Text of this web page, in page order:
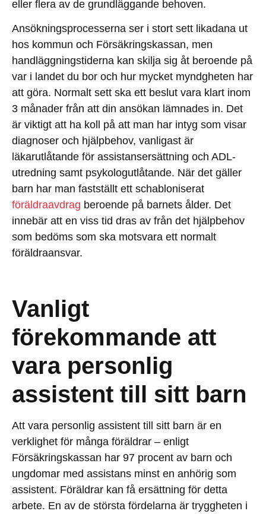
eller flera av de grundläggande behoven.
Ansökningsprocesserna ser i stort sett likadana ut
hos kommun och Försäkringskassan, men
handläggningstiderna kan skilja sig åt beroende på
var i landet du bor och hur mycket myndgheten har
att göra. Normalt sett ska ett beslut vara klart inom
3 månader från att din ansökan lämnades in. Det
är viktigt att ha koll på att man har intyg som visar
diagnoser och hjälpbehov, vanligast är
läkarutlåtande för assistansersättning och ADL-
utredning samt psykologutlåtande. När det gäller
barn har man fastställt ett schabloniserat
föräldraavdrag beroende på barnets ålder. Det
innebär att en viss tid dras av från det hjälpbehov
som bedöms som ska motsvara ett normalt
föräldraansvar.
Vanligt
förekommande att
vara personlig
assistent till sitt barn
Att vara personlig assistent till sitt barn är en
verklighet för många föräldrar – enligt
Försäkringskassan har 97 procent av barn och
ungdomar med assistans minst en anhörig som
assistent. Föräldrar kan få ersättning för detta
arbete. En av de största fördelarna är tryggheten i